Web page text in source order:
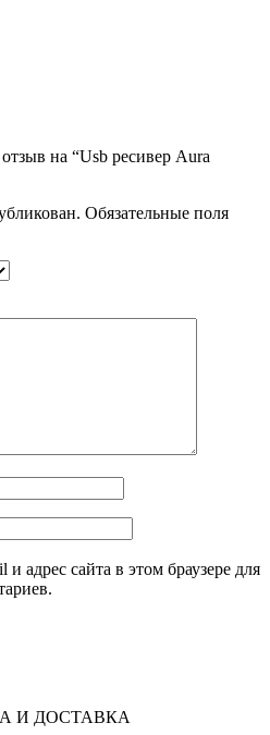
на “Usb ресивер Aura
Обязательные поля
адрес сайта в этом браузере для